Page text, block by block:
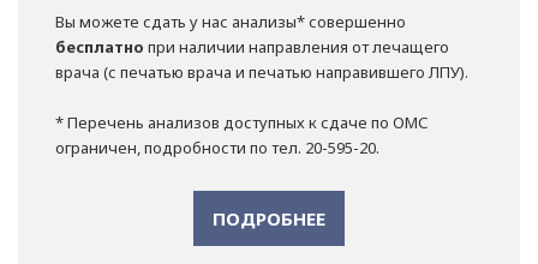
Вы можете сдать у нас анализы* совершенно
бесплатно при наличии направления от лечащего
врача (с печатью врача и печатью направившего ЛПУ).
* Перечень анализов доступных к сдаче по ОМС
ограничен, подробности по тел. 20-595-20.
ПОДРОБНЕЕ